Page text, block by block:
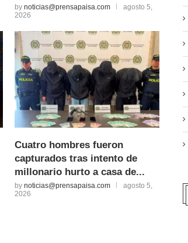
bynoticias@prensapaisa.com
agosto 5,
2026
Cuatro hombres fueron
capturados tras intento de
millonario hurto a casa de...
bynoticias@prensapaisa.com
agosto 5,
2026